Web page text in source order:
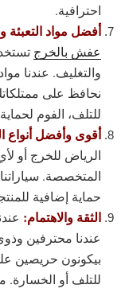
احترافية.
أفضل مواد التعبئة
عفش بالخرج
والتغليف. عندنا
نحافظ على
للتلف، الفوم
أقوى وأفضل أنواع
الرياض للخرج أو
المتخصصة.
حماية إضافية
الثقة والاهتمام:
عندنا محترفين
بيكونون حريصين
للتلف أو الخسارة.